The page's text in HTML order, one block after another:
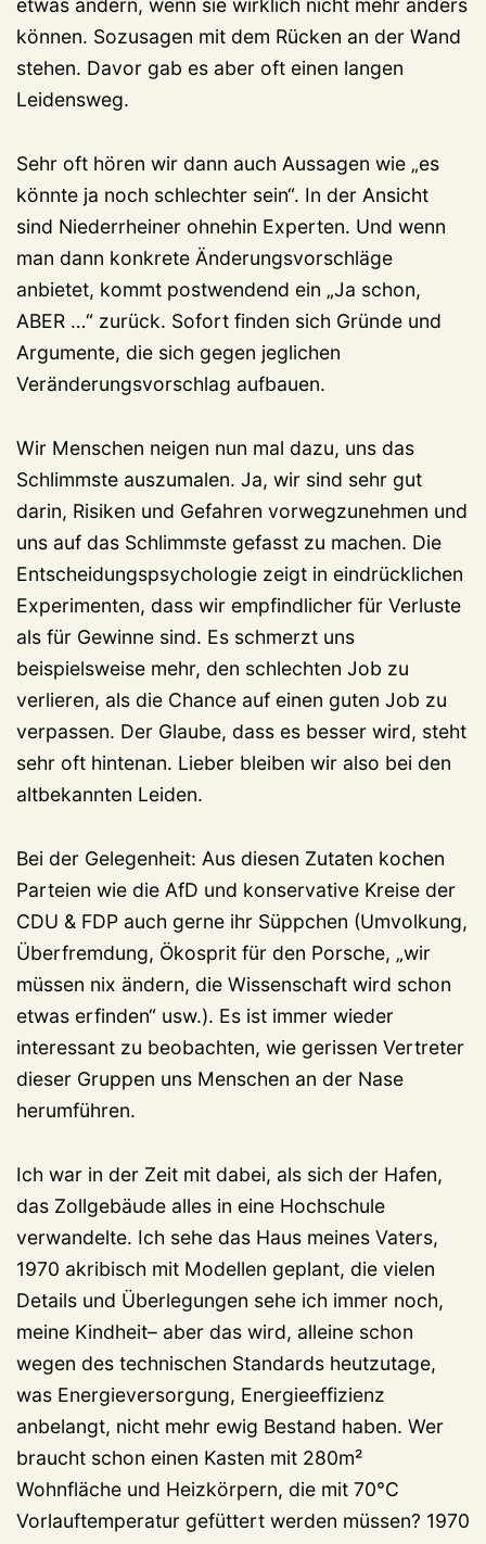
etwas ändern, wenn sie wirklich nicht mehr anders
können. Sozusagen mit dem Rücken an der Wand
stehen. Davor gab es aber oft einen langen
Leidensweg.
Sehr oft hören wir dann auch Aussagen wie „es
könnte ja noch schlechter sein“. In der Ansicht
sind Niederrheiner ohnehin Experten. Und wenn
man dann konkrete Änderungsvorschläge
anbietet, kommt postwendend ein „Ja schon,
ABER …“ zurück. Sofort finden sich Gründe und
Argumente, die sich gegen jeglichen
Veränderungsvorschlag aufbauen.
Wir Menschen neigen nun mal dazu, uns das
Schlimmste auszumalen. Ja, wir sind sehr gut
darin, Risiken und Gefahren vorwegzunehmen und
uns auf das Schlimmste gefasst zu machen. Die
Entscheidungspsychologie zeigt in eindrücklichen
Experimenten, dass wir empfindlicher für Verluste
als für Gewinne sind. Es schmerzt uns
beispielsweise mehr, den schlechten Job zu
verlieren, als die Chance auf einen guten Job zu
verpassen. Der Glaube, dass es besser wird, steht
sehr oft hintenan. Lieber bleiben wir also bei den
altbekannten Leiden.
Bei der Gelegenheit: Aus diesen Zutaten kochen
Parteien wie die AfD und konservative Kreise der
CDU & FDP auch gerne ihr Süppchen (Umvolkung,
Überfremdung, Ökosprit für den Porsche, „wir
müssen nix ändern, die Wissenschaft wird schon
etwas erfinden“ usw.). Es ist immer wieder
interessant zu beobachten, wie gerissen Vertreter
dieser Gruppen uns Menschen an der Nase
herumführen.
Ich war in der Zeit mit dabei, als sich der Hafen,
das Zollgebäude alles in eine Hochschule
verwandelte. Ich sehe das Haus meines Vaters,
1970 akribisch mit Modellen geplant, die vielen
Details und Überlegungen sehe ich immer noch,
meine Kindheit– aber das wird, alleine schon
wegen des technischen Standards heutzutage,
was Energieversorgung, Energieeffizienz
anbelangt, nicht mehr ewig Bestand haben. Wer
braucht schon einen Kasten mit 280m²
Wohnfläche und Heizkörpern, die mit 70°C
Vorlauftemperatur gefüttert werden müssen? 1970